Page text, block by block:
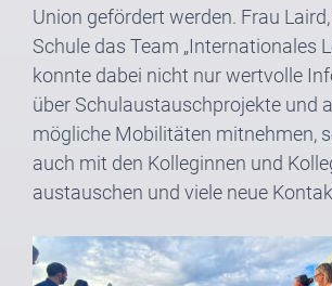
Union gefördert werden. Frau
Schule das Team „Internationales
konnte dabei nicht nur wertvolle
über Schulaustauschprojekte und
mögliche Mobilitäten mitnehmen,
auch mit den Kolleginnen und
austauschen und viele neue